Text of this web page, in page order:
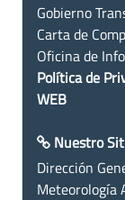
Gobierno
Carta de
Oficina de
Política de
WEB
Nuestro
Dirección
Meteorología